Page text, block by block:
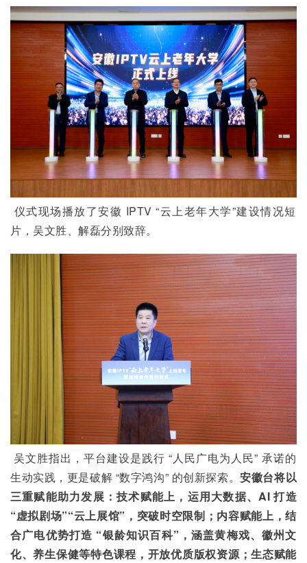
片，吴文胜、解磊分别致辞。
吴文胜指出，平台建设是践行 “人民广电为人民” 承诺的
生动实践，更是破解 “数字鸿沟” 的创新探索。安徽台将以
三重赋能助力发展：技术赋能上，运用大数据、AI 打造
“虚拟剧场”“云上展馆”，突破时空限制；内容赋能上，结
合广电优势打造 “银龄知识百科”，涵盖黄梅戏、徽州文
化、养生保健等特色课程，开放优质版权资源；生态赋能